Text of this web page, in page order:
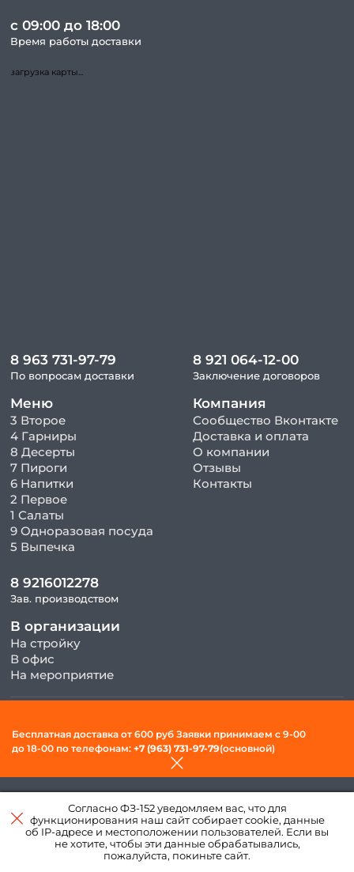
с 09:00 до 18:00
Время работы доставки
загрузка карты...
8 963 731-97-79
По вопросам доставки
Меню
3 Второе
4 Гарниры
8 Десерты
7 Пироги
6 Напитки
2 Первое
1 Салаты
9 Одноразовая посуда
5 Выпечка
8 921 064-12-00
Заключение договоров
Компания
Сообщество Вконтакте
Доставка и оплата
О компании
Отзывы
Контакты
8 9216012278
Зав. производством
В организации
На стройку
В офис
На мероприятие
права защищены.
Политика конфиденциальности и обработки персональных
Создано в интернет–
агентстве«Пегас»
Согласно ФЗ-152 уведомляем вас, что для
функционирования наш сайт собирает cookie, данные
об IP-адресе и местоположении пользователей. Если вы
не хотите, чтобы эти данные обрабатывались,
пожалуйста, покиньте сайт.
Бесплатная доставка от 600 руб Заявки принимаем c 9-00
до 18-00 по телефонам: +7 (963) 731-97-79(основной)